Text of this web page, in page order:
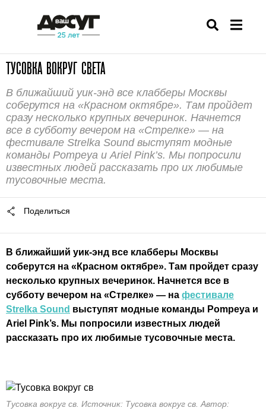
ТУСОВКА ВОКРУГ СВЕТА
В ближайший уик-энд все клабберы Москвы
соберутся на «Красном октябре». Там пройдет
сразу несколько крупных вечеринок. Начнется
все в субботу вечером на «Стрелке» — на
фестивале Strelka Sound выступят модные
команды Pompeya и Ariel Pink’s. Мы попросили
известных людей рассказать про их любимые
тусовочные места.
Поделиться
В ближайший уик-энд все клабберы Москвы
соберутся на «Красном октябре». Там пройдет сразу
несколько крупных вечеринок. Начнется все в
субботу вечером на «Стрелке» — на фестивале
Strelka Sound выступят модные команды Pompeya и
Ariel Pink’s. Мы попросили известных людей
рассказать про их любимые тусовочные места.
Тусовка вокруг св. Источник: Тусовка вокруг св. Автор: